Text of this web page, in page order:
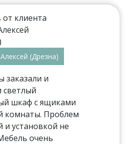
(Дрезна)
заказали и
светлый
шкаф с ящиками
комнаты. Проблем
и установкой не
очень